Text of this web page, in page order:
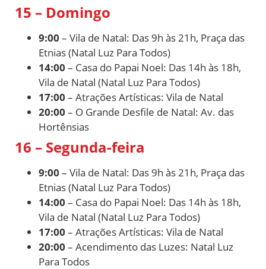
15 – Domingo
9:00 – Vila de Natal: Das 9h às 21h, Praça das
Etnias (Natal Luz Para Todos)
14:00 – Casa do Papai Noel: Das 14h às 18h,
Vila de Natal (Natal Luz Para Todos)
17:00 – Atrações Artísticas: Vila de Natal
20:00 – O Grande Desfile de Natal: Av. das
Hortênsias
16 – Segunda-feira
9:00 – Vila de Natal: Das 9h às 21h, Praça das
Etnias (Natal Luz Para Todos)
14:00 – Casa do Papai Noel: Das 14h às 18h,
Vila de Natal (Natal Luz Para Todos)
17:00 – Atrações Artísticas: Vila de Natal
20:00 – Acendimento das Luzes: Natal Luz
Para Todos